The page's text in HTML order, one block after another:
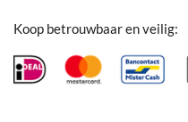
Koop betrouwbaar en veilig: